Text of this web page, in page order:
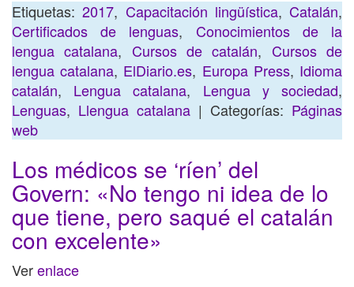
Etiquetas:2017, Capacitación lingüística, Catalán,
Certificados de lenguas, Conocimientos de la
lengua catalana, Cursos de catalán, Cursos de
lengua catalana, ElDiario.es, Europa Press, Idioma
catalán, Lengua catalana, Lengua y sociedad,
Lenguas, Llengua catalana | Categorías: Páginas
web
Los médicos se ‘ríen’ del
Govern: «No tengo ni idea de lo
que tiene, pero saqué el catalán
con excelente»
Verenlace